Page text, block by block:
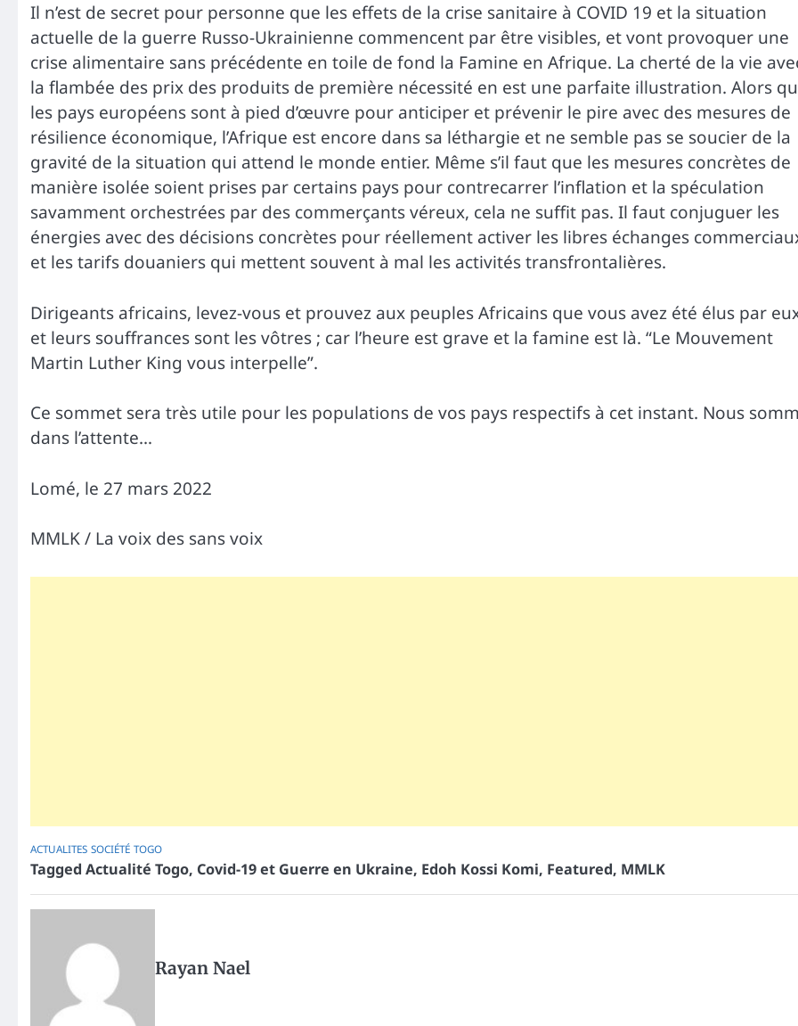
Il n’est de secret pour personne que les effets de la crise sanitaire à COVID 19 et la situation
actuelle de la guerre Russo-Ukrainienne commencent par être visibles, et vont provoquer une
crise alimentaire sans précédente en toile de fond la Famine en Afrique. La cherté de la vie
la flambée des prix des produits de première nécessité en est une parfaite illustration. Alors
les pays européens sont à pied d’œuvre pour anticiper et prévenir le pire avec des mesures de
résilience économique, l’Afrique est encore dans sa léthargie et ne semble pas se soucier de la
gravité de la situation qui attend le monde entier. Même s’il faut que les mesures concrètes de
manière isolée soient prises par certains pays pour contrecarrer l’inflation et la spéculation
savamment orchestrées par des commerçants véreux, cela ne suffit pas. Il faut conjuguer les
énergies avec des décisions concrètes pour réellement activer les libres échanges
et les tarifs douaniers qui mettent souvent à mal les activités transfrontalières.
Dirigeants africains, levez-vous et prouvez aux peuples Africains que vous avez été élus par
et leurs souffrances sont les vôtres ; car l’heure est grave et la famine est là. “Le Mouvement
Martin Luther King vous interpelle”.
Ce sommet sera très utile pour les populations de vos pays respectifs à cet instant. Nous
dans l’attente…
Lomé, le 27 mars 2022
MMLK / La voix des sans voix
ACTUALITES SOCIÉTÉ TOGO
Tagged Actualité Togo, Covid-19 et Guerre en Ukraine, Edoh Kossi Komi, Featured, MMLK
Rayan Nael